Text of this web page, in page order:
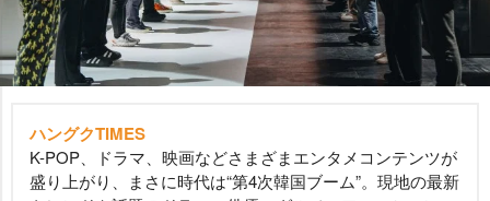
ハングクTIMES
K-POP、ドラマ、映画などさまざまエンタメコンテンツが
盛り上がり、まさに時代は“第4次韓国ブーム”。現地の最新